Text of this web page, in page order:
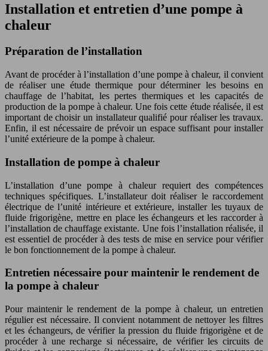
Installation et entretien d’une pompe à
chaleur
Préparation de l’installation
Avant de procéder à l’installation d’une pompe à chaleur, il convient
de réaliser une étude thermique pour déterminer les besoins en
chauffage de l’habitat, les pertes thermiques et les capacités de
production de la pompe à chaleur. Une fois cette étude réalisée, il est
important de choisir un installateur qualifié pour réaliser les travaux.
Enfin, il est nécessaire de prévoir un espace suffisant pour installer
l’unité extérieure de la pompe à chaleur.
Installation de pompe à chaleur
L’installation d’une pompe à chaleur requiert des compétences
techniques spécifiques. L’installateur doit réaliser le raccordement
électrique de l’unité intérieure et extérieure, installer les tuyaux de
fluide frigorigène, mettre en place les échangeurs et les raccorder à
l’installation de chauffage existante. Une fois l’installation réalisée, il
est essentiel de procéder à des tests de mise en service pour vérifier
le bon fonctionnement de la pompe à chaleur.
Entretien nécessaire pour maintenir le rendement de
la pompe à chaleur
Pour maintenir le rendement de la pompe à chaleur, un entretien
régulier est nécessaire. Il convient notamment de nettoyer les filtres
et les échangeurs, de vérifier la pression du fluide frigorigène et de
procéder à une recharge si nécessaire, de vérifier les circuits de